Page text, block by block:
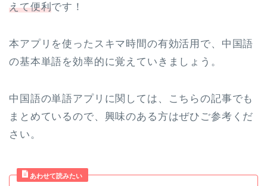
えて便利です！
本アプリを使ったスキマ時間の有効活用で、中国語
の基本単語を効率的に覚えていきましょう。
中国語の単語アプリに関しては、こちらの記事でも
まとめているので、興味のある方はぜひご参考くだ
さい。